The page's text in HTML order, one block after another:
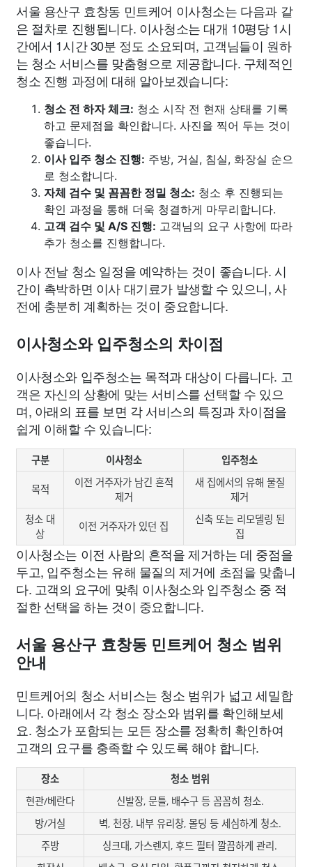
서울 용산구 효창동 민트케어 이사청소는 다음과 같
은 절차로 진행됩니다. 이사청소는 대개 10평당 1시
간에서 1시간 30분 정도 소요되며, 고객님들이 원하
는 청소 서비스를 맞춤형으로 제공합니다. 구체적인
청소 진행 과정에 대해 알아보겠습니다:
청소 전 하자 체크: 청소 시작 전 현재 상태를 기록
하고 문제점을 확인합니다. 사진을 찍어 두는 것이
좋습니다.
이사 입주 청소 진행: 주방, 거실, 침실, 화장실 순으
로 청소합니다.
자체 검수 및 꼼꼼한 정밀 청소: 청소 후 진행되는
확인 과정을 통해 더욱 청결하게 마무리합니다.
고객 검수 및 A/S 진행: 고객님의 요구 사항에 따라
추가 청소를 진행합니다.
이사 전날 청소 일정을 예약하는 것이 좋습니다. 시
간이 촉박하면 이사 대기료가 발생할 수 있으니, 사
전에 충분히 계획하는 것이 중요합니다.
이사청소와 입주청소의 차이점
이사청소와 입주청소는 목적과 대상이 다릅니다. 고
객은 자신의 상황에 맞는 서비스를 선택할 수 있으
며, 아래의 표를 보면 각 서비스의 특징과 차이점을
쉽게 이해할 수 있습니다:
구분 이사청소 입주청소
목적
이전 거주자가 남긴 흔적
제거
새 집에서의 유해 물질
제거
청소 대
상
이전 거주자가 있던 집
신축 또는 리모델링 된
집
이사청소는 이전 사람의 흔적을 제거하는 데 중점을
두고, 입주청소는 유해 물질의 제거에 초점을 맞춥니
다. 고객의 요구에 맞춰 이사청소와 입주청소 중 적
절한 선택을 하는 것이 중요합니다.
서울 용산구 효창동 민트케어 청소 범위
안내
민트케어의 청소 서비스는 청소 범위가 넓고 세밀합
니다. 아래에서 각 청소 장소와 범위를 확인해보세
요. 청소가 포함되는 모든 장소를 정확히 확인하여
고객의 요구를 충족할 수 있도록 해야 합니다.
장소
청소 범위
현관/베란다
신발장, 문틀, 배수구 등 꼼꼼히 청소.
방/거실
벽, 천장, 내부 유리창, 몰딩 등 세심하게 청소.
주방
싱크대, 가스렌지, 후드 필터 깔끔하게 관리.